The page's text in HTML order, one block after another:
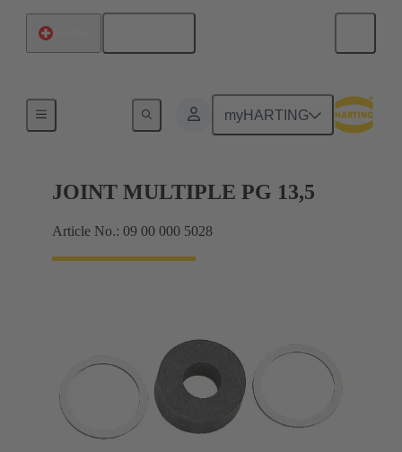
myHARTING
Presse-étoupes
JOINT MULTIPLE PG 13,5
Article No.: 09 00 000 5028